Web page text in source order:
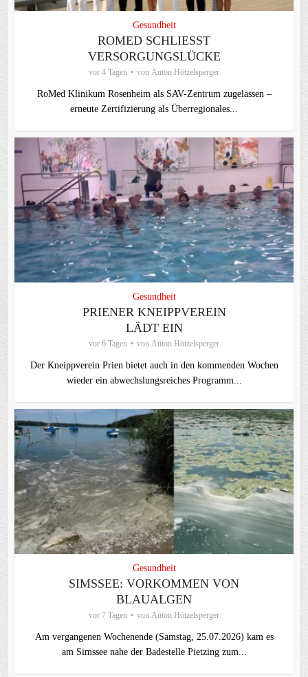
Gesundheit
ROMED SCHLIESST V
ERSORGUNGSLÜCKE
vor 4 Tagen von Anton Hötzelsperger
RoMed Klinikum Rosenheim als SAV-Zentrum zugelassen –
erneute Zertifizierung als Überregionales...
Gesundheit
PRIENER KNEIPPVEREIN
LÄDT EIN
vor 6 Tagen von Anton Hötzelsperger
Der Kneippverein Prien bietet auch in den kommenden Wochen
wieder ein abwechslungsreiches Programm...
Gesundheit
SIMSSEE: VORKOMMEN VON
BLAUALGEN
vor 7 Tagen von Anton Hötzelsperger
Am vergangenen Wochenende (Samstag, 25.07.2026) kam es
am Simssee nahe der Badestelle Pietzing zum...